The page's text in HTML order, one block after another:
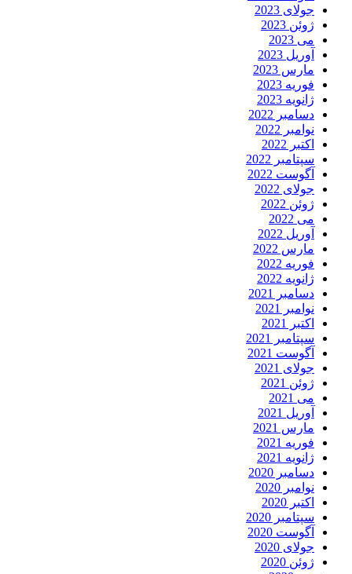
جولای 2023
ژوئن 2023
می 2023
آوریل 2023
مارس 2023
فوریه 2023
ژانویه 2023
دسامبر 2022
نوامبر 2022
اکتبر 2022
سپتامبر 2022
آگوست 2022
جولای 2022
ژوئن 2022
می 2022
آوریل 2022
مارس 2022
فوریه 2022
ژانویه 2022
دسامبر 2021
نوامبر 2021
اکتبر 2021
سپتامبر 2021
آگوست 2021
جولای 2021
ژوئن 2021
می 2021
آوریل 2021
مارس 2021
فوریه 2021
ژانویه 2021
دسامبر 2020
نوامبر 2020
اکتبر 2020
سپتامبر 2020
آگوست 2020
جولای 2020
ژوئن 2020